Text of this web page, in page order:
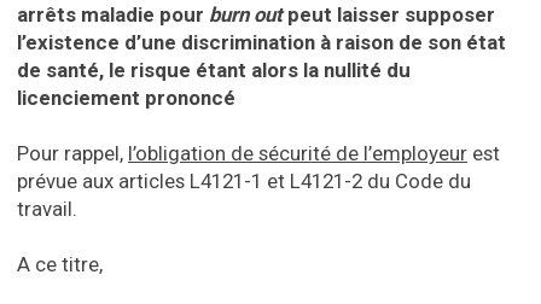
arrêts maladie pour burn outpeut laisser supposer
l’existence d’une discrimination à raison de son état
de santé, le risque étant alors la nullité du
licenciement prononcé
Pour rappel, l’obligation de sécurité de l’employeur est
prévue aux articles L4121-1 et L4121-2 du Code du
travail.
A ce titre,